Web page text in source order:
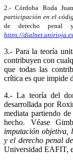
2.- Córdoba Roda
participación en el
de derecho penal
https://
3.- Para la teoría
contribuyen con
que todas las
crítica es que impide
4.- La teoría del
desarrollada por
mediata partiendo
hecho. Véase
imputación objetiva,
y el derecho penal
Universidad EAFIT,